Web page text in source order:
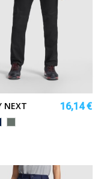
NEXT
16,14 €